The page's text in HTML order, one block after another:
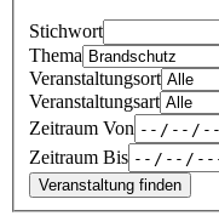
Stichwort
Thema
Veranstaltungsort
Veranstaltungsart
Zeitraum Von
Zeitraum Bis
Veranstaltung finden